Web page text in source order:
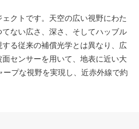
クトです。天空の広い視野にわた
ない広さ、深さ、そしてハッブル
る従来の補償光学とは異なり、広
センサーを用いて、地表に近い大
プな視野を実現し、近赤外線で約